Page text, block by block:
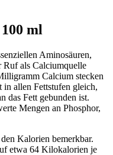
ml
Aminosäuren,
als Calciumquelle
Calcium stecken
allen Fettstufen gleich,
das Fett gebunden ist.
Mengen an Phosphor,
Kalorien bemerkbar.
etwa 64 Kilokalorien je